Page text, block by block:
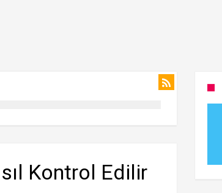
Kontrol Edilir